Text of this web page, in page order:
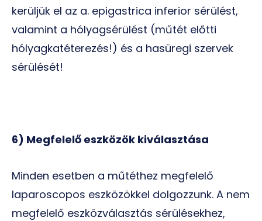
kerüljük el az a. epigastrica inferior sérülést,
valamint a hólyagsérülést (műtét előtti
hólyagkatéterezés!) és a hasüregi szervek
sérülését!
6) Megfelelő eszközök kiválasztása
Minden esetben a műtéthez megfelelő
laparoscopos eszközökkel dolgozzunk. A nem
megfelelő eszközválasztás sérülésekhez,